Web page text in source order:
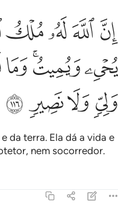
ان الله له ملك السماوات
إِنَّ ٱللَّهَ لَهُۥ مُلْكُ ٱلسَّمَـٰوَٰتِ
ﲔﲕﲖﲗ
ﲛﲜﲝﲞ
ﲤﲥﲦﲧ
da terra. Ela dá a vida e
nem socorredor.